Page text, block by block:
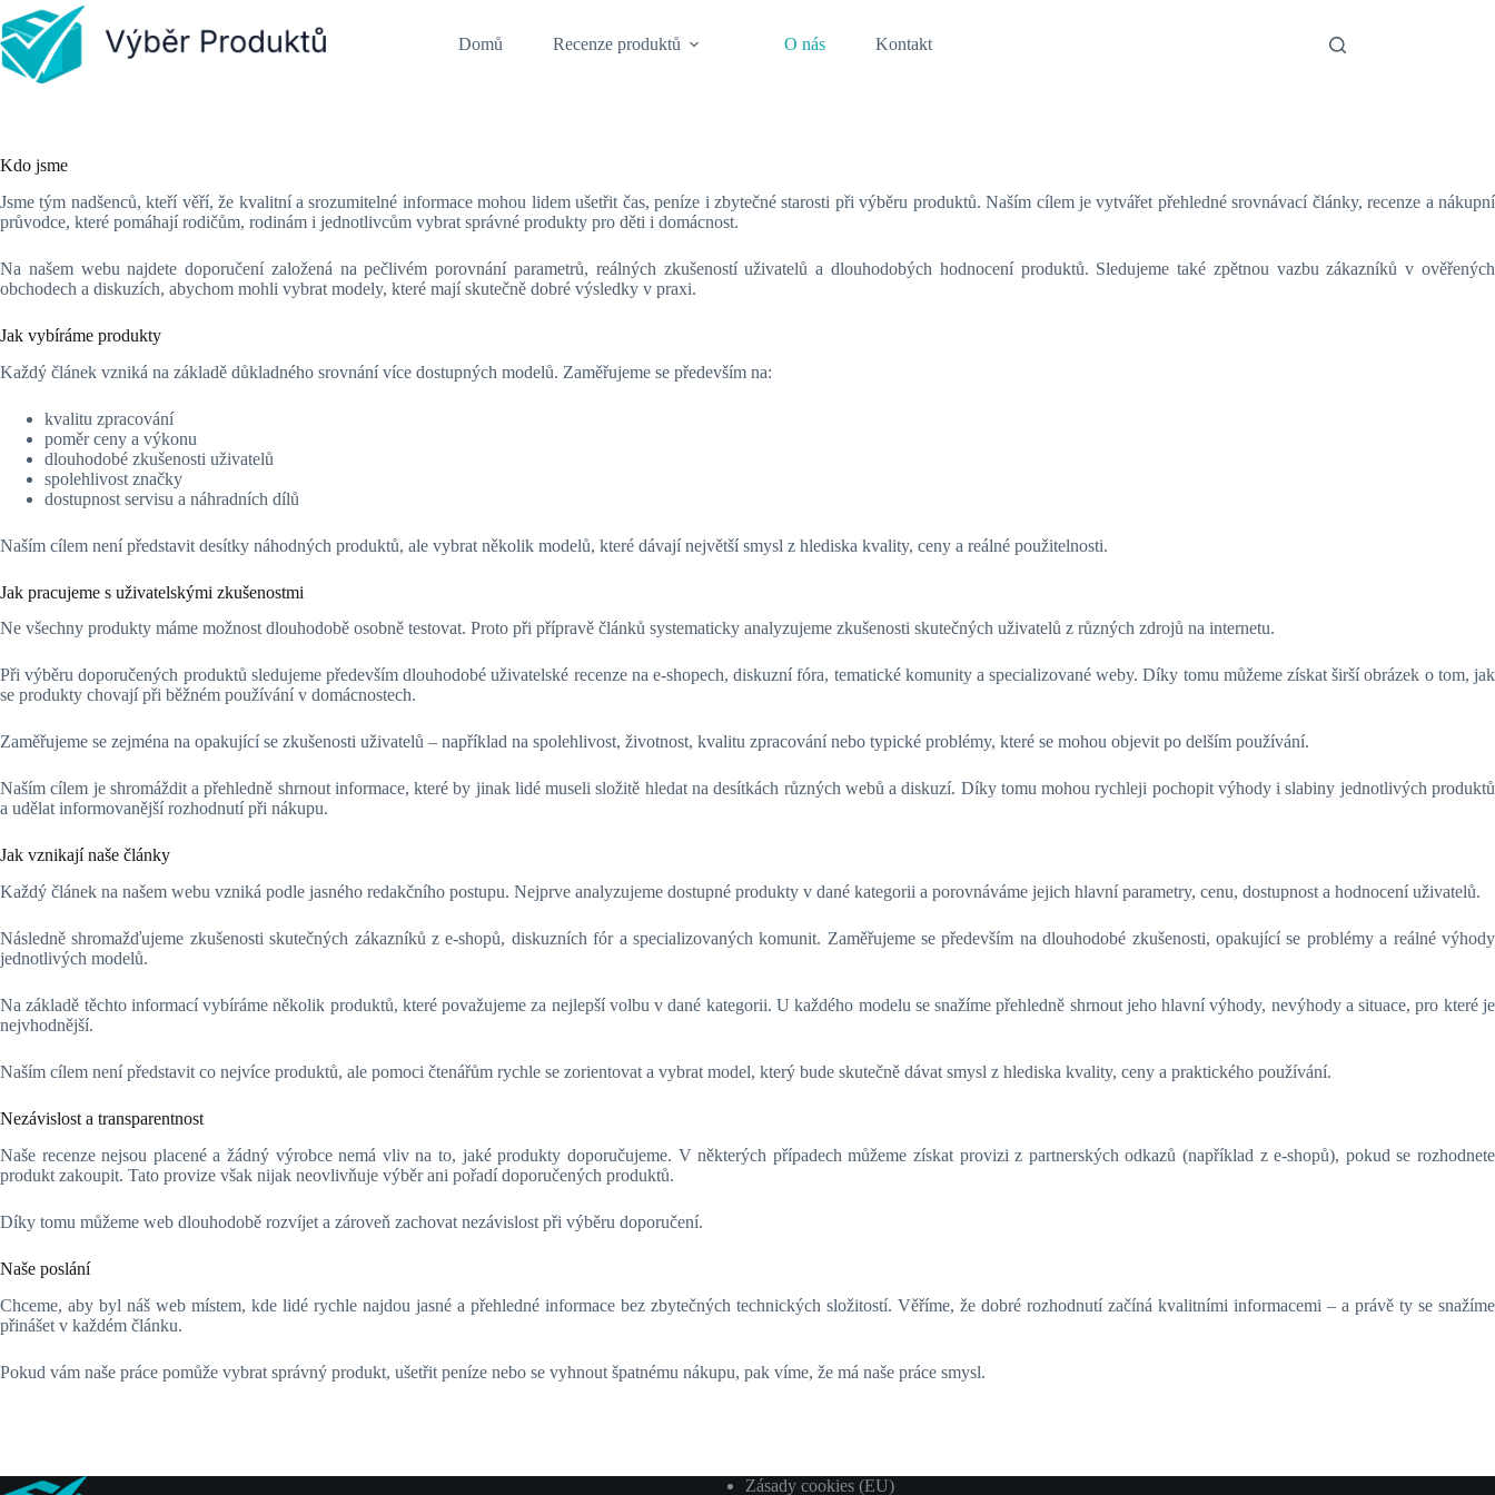
to
content
Domů Recenze produktů O nás Kontakt
Kdo jsme
Jsme tým nadšenců, kteří věří, že kvalitní a srozumitelné informace mohou lidem ušetřit čas, peníze i zbytečné starosti při výběru produktů. Naším cílem je vytvářet přehledné srovnávací články, recenze a nákupní
průvodce, které pomáhají rodičům, rodinám i jednotlivcům vybrat správné produkty pro děti i domácnost.
Na našem webu najdete doporučení založená na pečlivém porovnání parametrů, reálných zkušeností uživatelů a dlouhodobých hodnocení produktů. Sledujeme také zpětnou vazbu zákazníků v ověřených
obchodech a diskuzích, abychom mohli vybrat modely, které mají skutečně dobré výsledky v praxi.
Jak vybíráme produkty
Každý článek vzniká na základě důkladného srovnání více dostupných modelů. Zaměřujeme se především na:
kvalitu zpracování
poměr ceny a výkonu
dlouhodobé zkušenosti uživatelů
spolehlivost značky
dostupnost servisu a náhradních dílů
Naším cílem není představit desítky náhodných produktů, ale vybrat několik modelů, které dávají největší smysl z hlediska kvality, ceny a reálné použitelnosti.
Jak pracujeme s uživatelskými zkušenostmi
Ne všechny produkty máme možnost dlouhodobě osobně testovat. Proto při přípravě článků systematicky analyzujeme zkušenosti skutečných uživatelů z různých zdrojů na internetu.
Při výběru doporučených produktů sledujeme především dlouhodobé uživatelské recenze na e-shopech, diskuzní fóra, tematické komunity a specializované weby. Díky tomu můžeme získat širší obrázek o tom, jak
se produkty chovají při běžném používání v domácnostech.
Zaměřujeme se zejména na opakující se zkušenosti uživatelů – například na spolehlivost, životnost, kvalitu zpracování nebo typické problémy, které se mohou objevit po delším používání.
Naším cílem je shromáždit a přehledně shrnout informace, které by jinak lidé museli složitě hledat na desítkách různých webů a diskuzí. Díky tomu mohou rychleji pochopit výhody i slabiny jednotlivých produktů
a udělat informovanější rozhodnutí při nákupu.
Jak vznikají naše články
Každý článek na našem webu vzniká podle jasného redakčního postupu. Nejprve analyzujeme dostupné produkty v dané kategorii a porovnáváme jejich hlavní parametry, cenu, dostupnost a hodnocení uživatelů.
Následně shromažďujeme zkušenosti skutečných zákazníků z e-shopů, diskuzních fór a specializovaných komunit. Zaměřujeme se především na dlouhodobé zkušenosti, opakující se problémy a reálné výhody
jednotlivých modelů.
Na základě těchto informací vybíráme několik produktů, které považujeme za nejlepší volbu v dané kategorii. U každého modelu se snažíme přehledně shrnout jeho hlavní výhody, nevýhody a situace, pro které je
nejvhodnější.
Naším cílem není představit co nejvíce produktů, ale pomoci čtenářům rychle se zorientovat a vybrat model, který bude skutečně dávat smysl z hlediska kvality, ceny a praktického používání.
Nezávislost a transparentnost
Naše recenze nejsou placené a žádný výrobce nemá vliv na to, jaké produkty doporučujeme. V některých případech můžeme získat provizi z partnerských odkazů (například z e-shopů), pokud se rozhodnete
produkt zakoupit. Tato provize však nijak neovlivňuje výběr ani pořadí doporučených produktů.
Díky tomu můžeme web dlouhodobě rozvíjet a zároveň zachovat nezávislost při výběru doporučení.
Naše poslání
Chceme, aby byl náš web místem, kde lidé rychle najdou jasné a přehledné informace bez zbytečných technických složitostí. Věříme, že dobré rozhodnutí začíná kvalitními informacemi – a právě ty se snažíme
přinášet v každém článku.
Pokud vám naše práce pomůže vybrat správný produkt, ušetřit peníze nebo se vyhnout špatnému nákupu, pak víme, že má naše práce smysl.
Zásady cookies (EU)